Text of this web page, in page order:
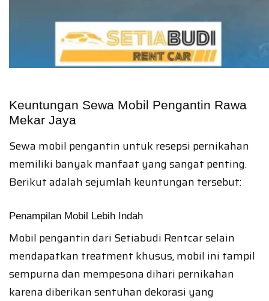
Keuntungan Sewa Mobil Pengantin Rawa
Mekar Jaya
Sewa mobil pengantin untuk resepsi pernikahan
memiliki banyak manfaat yang sangat penting.
Berikut adalah sejumlah keuntungan tersebut:
Penampilan Mobil Lebih Indah
Mobil pengantin dari Setiabudi Rentcar selain
mendapatkan treatment khusus, mobil ini tampil
sempurna dan mempesona dihari pernikahan
karena diberikan sentuhan dekorasi yang